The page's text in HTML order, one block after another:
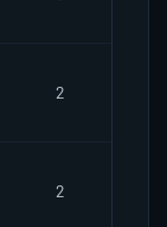
2
2